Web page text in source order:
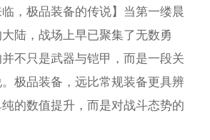
临，极品装备的传说】当第一缕晨
陆，战场上早已聚集了无数勇
不只是武器与铠甲，而是一段关
极品装备，远比常规装备更具辨
的数值提升，而是对战斗态势的